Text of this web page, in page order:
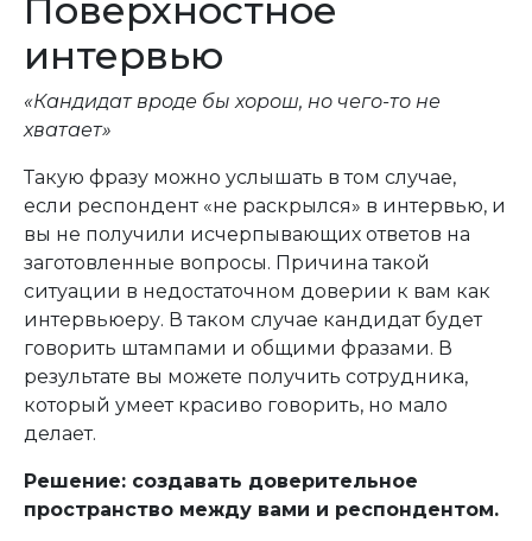
Поверхностное
интервью
«Кандидат вроде бы хорош, но чего-то не
хватает»
Такую фразу можно услышать в том случае,
если респондент «не раскрылся» в интервью, и
вы не получили исчерпывающих ответов на
заготовленные вопросы. Причина такой
ситуации в недостаточном доверии к вам как
интервьюеру. В таком случае кандидат будет
говорить штампами и общими фразами. В
результате вы можете получить сотрудника,
который умеет красиво говорить, но мало
делает.
Решение: создавать доверительное
пространство между вами и респондентом.